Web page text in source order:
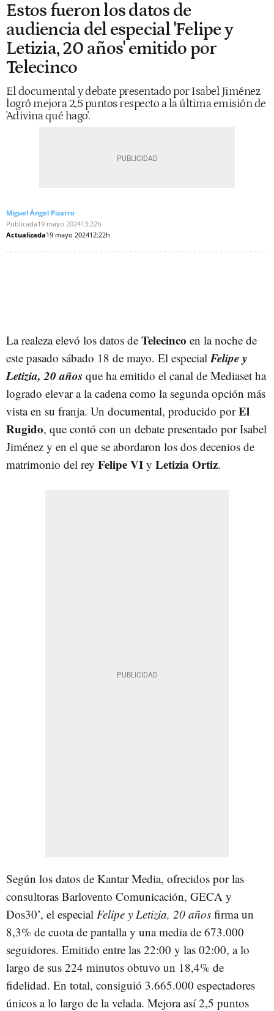
Estos fueron los datos de
audiencia del especial 'Felipe y
Letizia, 20 años' emitido por
Telecinco
El documental y debate presentado por Isabel Jiménez
logró mejora 2,5 puntos respecto a la última emisión de
'Adivina qué hago'.
Miguel Ángel Pizarro
Publicada19 mayo 202413:22h
Actualizada19 mayo 202412:22h
La realeza elevó los datos de Telecinco en la noche de
este pasado sábado 18 de mayo. El especial Felipe y
Letizia, 20 años que ha emitido el canal de Mediaset ha
logrado elevar a la cadena como la segunda opción más
vista en su franja. Un documental, producido porEl
Rugido, que contó con un debate presentado por Isabel
Jiménez y en el que se abordaron los dos decenios de
matrimonio del rey Felipe VI y Letizia Ortiz.
Según los datos de Kantar Media, ofrecidos por las
consultoras Barlovento Comunicación, GECA y
Dos30’, el especial Felipe y Letizia, 20 años firma un
8,3% de cuota de pantalla y una media de 673.000
seguidores. Emitido entre las 22:00 y las 02:00, a lo
largo de sus 224 minutos obtuvo un 18,4% de
fidelidad. En total, consiguió 3.665.000 espectadores
únicos a lo largo de la velada. Mejora así 2,5 puntos